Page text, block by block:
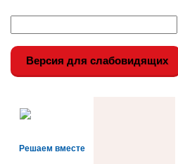
Версия для слабовидящих
Решаем вместе